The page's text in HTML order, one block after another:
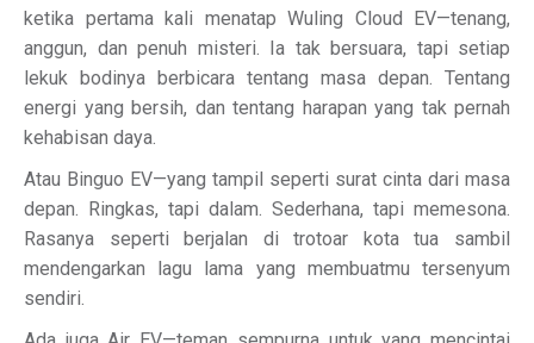
ketika pertama kali menatap Wuling Cloud EV—tenang,
anggun, dan penuh misteri. Ia tak bersuara, tapi setiap
lekuk bodinya berbicara tentang masa depan. Tentang
energi yang bersih, dan tentang harapan yang tak pernah
kehabisan daya.
Atau Binguo EV—yang tampil seperti surat cinta dari masa
depan. Ringkas, tapi dalam. Sederhana, tapi memesona.
Rasanya seperti berjalan di trotoar kota tua sambil
mendengarkan lagu lama yang membuatmu tersenyum
sendiri.